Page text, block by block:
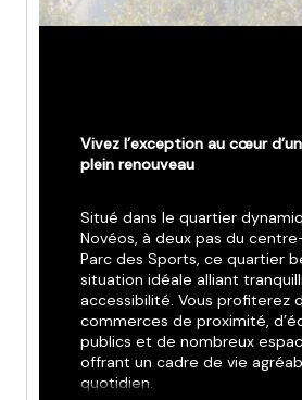
Vivez l’exception au cœur
plein renouveau
Situé dans le quartier
Novéos, à deux pas du
Parc des Sports, ce quartier
situation idéale alliant
accessibilité. Vous profiterez
commerces de proximité,
publics et de nombreux
offrant un cadre de vie
quotidien.